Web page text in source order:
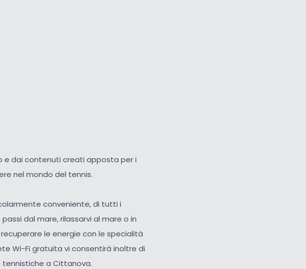
e dai contenuti creati apposta per i
nel mondo del tennis.
conveniente, di tutti i
dal mare, rilassarvi al mare o in
le energie con le specialità
Wi-Fi gratuita vi consentirà inoltre di
a Cittanova.